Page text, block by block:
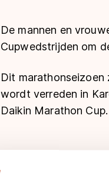
De mannen en
Cupwedstrijden om
Dit
wordt verreden in
Daikin Marathon Cup.